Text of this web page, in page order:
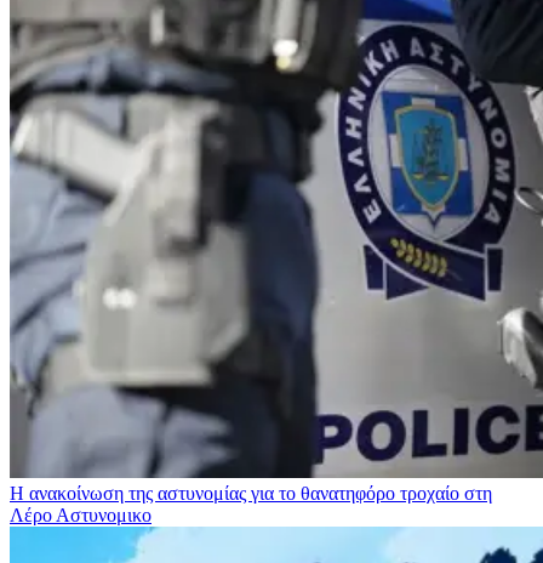
Η ανακοίνωση της αστυνομίας για το θανατηφόρο τροχαίο στη
Λέρο Αστυνομικο